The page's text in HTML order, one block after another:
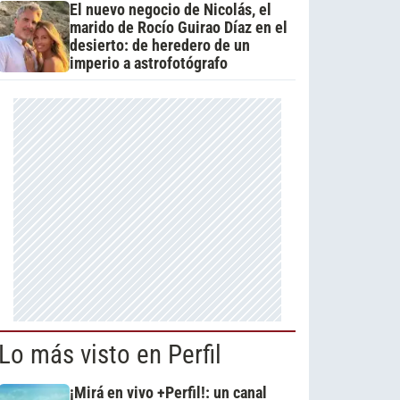
El nuevo negocio de Nicolás, el
marido de Rocío Guirao Díaz en el
desierto: de heredero de un
imperio a astrofotógrafo
más visto en Perfil
¡Mirá en vivo +Perfil!: un canal